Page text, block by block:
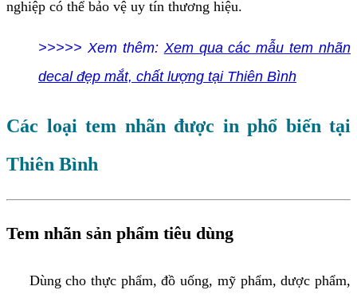
nghiệp có thể bảo vệ uy tín thương hiệu.
>>>>> Xem thêm: Xem qua các mẫu tem nhãn
decal đẹp mắt, chất lượng tại Thiên Bình
Các loại tem nhãn được in phổ biến tại
Thiên Bình
Tem nhãn sản phẩm tiêu dùng
Dùng cho thực phẩm, đồ uống, mỹ phẩm, dược phẩm,